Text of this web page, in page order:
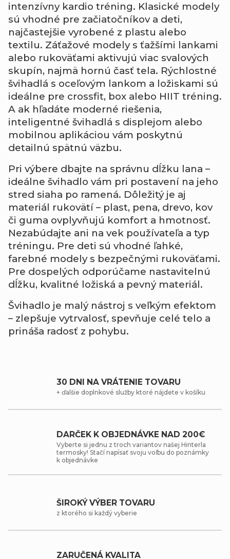
intenzívny kardio tréning. Klasické modely
sú vhodné pre začiatočníkov a deti,
najčastejšie vyrobené z plastu alebo
textilu. Záťažové modely s ťažšími lankami
alebo rukoväťami aktivujú viac svalových
skupín, najmä hornú časť tela. Rýchlostné
švihadlá s oceľovým lankom a ložiskami sú
ideálne pre crossfit, box alebo HIIT tréning.
A ak hľadáte moderné riešenia,
inteligentné švihadlá s displejom alebo
mobilnou aplikáciou vám poskytnú
detailnú spätnú väzbu.
Pri výbere dbajte na správnu dĺžku lana –
ideálne švihadlo vám pri postavení na jeho
stred siaha po ramená. Dôležitý je aj
materiál rukovätí – plast, pena, drevo, kov
či guma ovplyvňujú komfort a hmotnosť.
Nezabúdajte ani na vek používateľa a typ
tréningu. Pre deti sú vhodné ľahké,
farebné modely s bezpečnými rukoväťami.
Pre dospelých odporúčame nastavitelnú
dĺžku, kvalitné ložiská a pevný materiál.
Švihadlo je malý nástroj s veľkým efektom
– zlepšuje vytrvalosť, spevňuje celé telo a
prináša radosť z pohybu.
30 DNI NA VRÁTENIE TOVARU
+ ďalšie doplnkové služby ktoré nájdete v košíku
DARČEK K OBJEDNÁVKE NAD 200€
Vyberte si jednu z troch variantov našej Hinterla
termosky! Stačí napísať svoju voľbu do poznámky
k objednávke
ŠIROKÝ VÝBER TOVARU
z ktorého si každý vyberie
ZARUČENÁ KVALITA